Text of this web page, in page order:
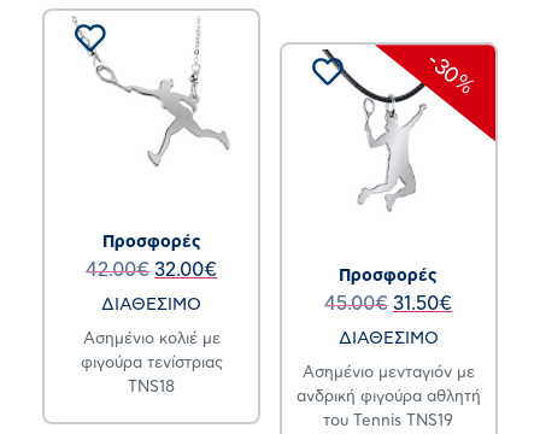
Προσφορές
42.00€ 32.00€
ΔΙΑΘΕΣΙΜΟ
Ασημένιο κολιέ με
φιγούρα τενίστριας
TNS18
Προσφορές
45.00€ 31.50€
-30%
ΔΙΑΘΕΣΙΜΟ
Ασημένιο μενταγιόν με
ανδρική φιγούρα αθλητή
του Tennis TNS19